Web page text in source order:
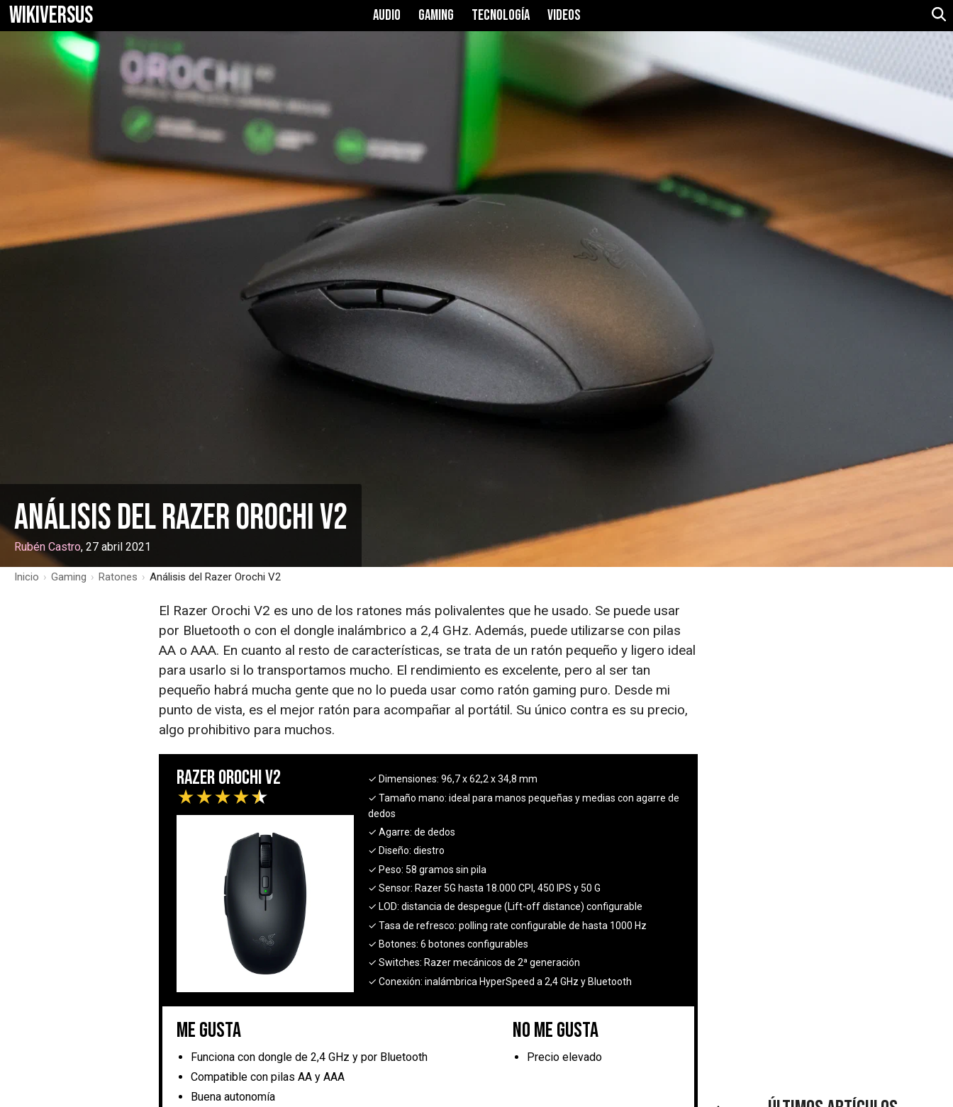
WIKIVERSUS AUDIO GAMING TECNOLOGÍA VIDEOS
Análisis del Razer Orochi V2
Rubén Castro, 27 abril 2021
Inicio › Gaming › Ratones › Análisis del Razer Orochi V2
El Razer Orochi V2 es uno de los ratones más polivalentes que he usado. Se puede usar
por Bluetooth o con el dongle inalámbrico a 2,4 GHz. Además, puede utilizarse con pilas
AA o AAA. En cuanto al resto de características, se trata de un ratón pequeño y ligero ideal
para usarlo si lo transportamos mucho. El rendimiento es excelente, pero al ser tan
pequeño habrá mucha gente que no lo pueda usar como ratón gaming puro. Desde mi
punto de vista, es el mejor ratón para acompañar al portátil. Su único contra es su precio,
algo prohibitivo para muchos.
Razer Orochi V2
★★★★★
✓ Dimensiones: 96,7 x 62,2 x 34,8 mm
✓ Tamaño mano: ideal para manos pequeñas y medias con agarre de
dedos
✓ Agarre: de dedos
✓ Diseño: diestro
✓ Peso: 58 gramos sin pila
✓ Sensor: Razer 5G hasta 18.000 CPI, 450 IPS y 50 G
✓ LOD: distancia de despegue (Lift-off distance) configurable
✓ Tasa de refresco: polling rate configurable de hasta 1000 Hz
✓ Botones: 6 botones configurables
✓ Switches: Razer mecánicos de 2ª generación
✓ Conexión: inalámbrica HyperSpeed a 2,4 GHz y Bluetooth
Me gusta
Funciona con dongle de 2,4 GHz y por Bluetooth
Compatible con pilas AA y AAA
Buena autonomía
No me gusta
Precio elevado